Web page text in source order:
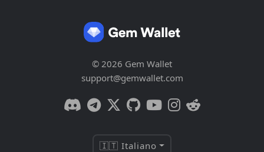
© 2026 Gem Wallet
support@gemwallet.com
🇮🇹 Italiano